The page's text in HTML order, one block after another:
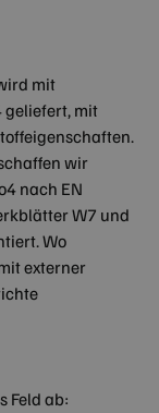
mit
geliefert, mit
wir
nach EN
W7 und
Wo
externer
Feld ab: